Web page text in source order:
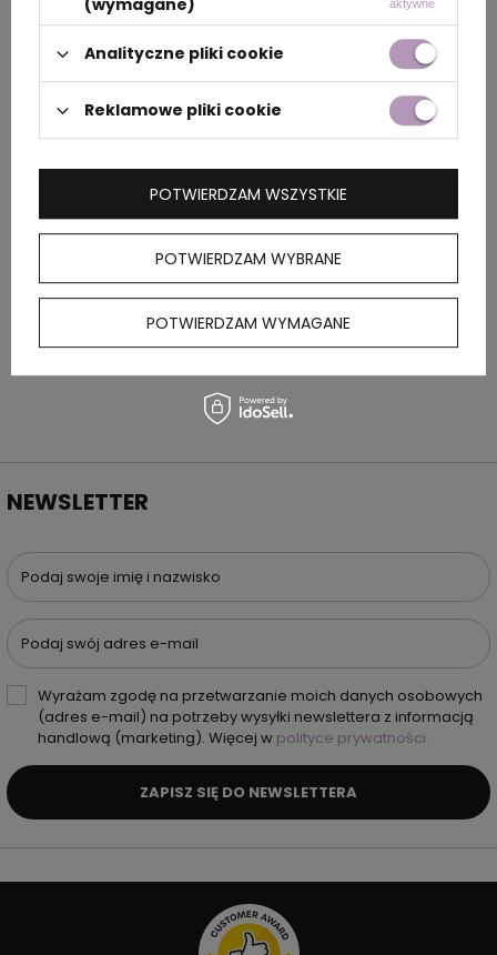
Materiał szkło
Rozmiar 8,5 x 24,5 cm
OPIS
Szklana butelka o pojemności 1000 ml w
neoprenowym etui, z zakrętką ze stali
nierdzewnej.
NEWSLETTER
Podaj swoje imię i nazwisko
Podaj swój adres e-mail
Wyrażam zgodę na przetwarzanie moich danych osobowych
(adres e-mail) na potrzeby wysyłki newslettera z informacją
handlową (marketing). Więcej w polityce prywatności.
ZAPISZ SIĘ DO NEWSLETTERA
(wymagane) aktywne
Analityczne pliki cookie
Reklamowe pliki cookie
POTWIERDZAM WYBRANE
POTWIERDZAM WYMAGANE
POTWIERDZAM WSZYSTKIE